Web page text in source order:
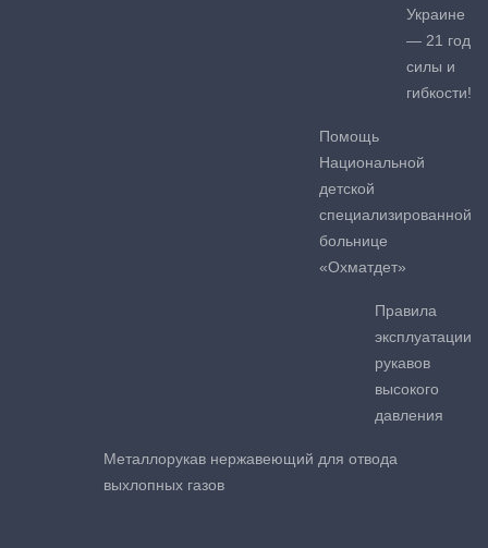
Украине
— 21 год
силы и
гибкости!
Помощь
Национальной
детской
специализированной
больнице
«Охматдет»
Правила
эксплуатации
рукавов
высокого
давления
Металлорукав нержавеющий для отвода
выхлопных газов